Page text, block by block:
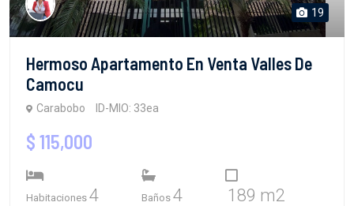
19
Hermoso Apartamento En Venta Valles De
Camocu
Carabobo ID-MIO: 33ea
$ 115,000
Habitaciones 4 Baños 4 189 m2